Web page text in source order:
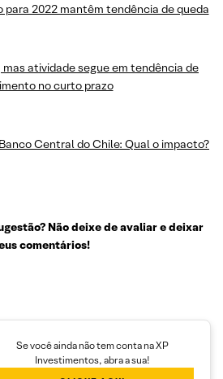
2022 mantêm tendência de queda
mas atividade segue em tendência de
no curto prazo
Central do Chile: Qual o impacto?
Não deixe de avaliar e deixar
comentários!
Se você ainda não tem conta na XP
Investimentos, abra a sua!